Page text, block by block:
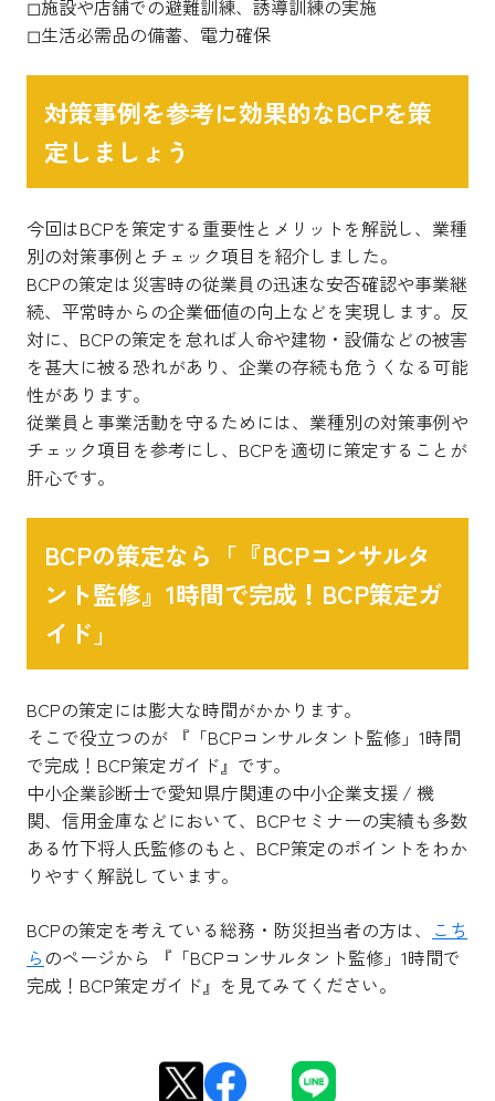
◻︎施設や店舗での避難訓練、誘導訓練の実施
◻︎生活必需品の備蓄、電力確保
対策事例を参考に効果的なBCPを策
定しましょう
今回はBCPを策定する重要性とメリットを解説し、業種
別の対策事例とチェック項目を紹介しました。
BCPの策定は災害時の従業員の迅速な安否確認や事業継
続、平常時からの企業価値の向上などを実現します。反
対に、BCPの策定を怠れば人命や建物・設備などの被害
を甚大に被る恐れがあり、企業の存続も危うくなる可能
性があります。
従業員と事業活動を守るためには、業種別の対策事例や
チェック項目を参考にし、BCPを適切に策定することが
肝心です。
BCPの策定なら「『BCPコンサルタ
ント監修』1時間で完成！BCP策定ガ
イド」
BCPの策定には膨大な時間がかかります。
そこで役立つのが 『「BCPコンサルタント監修」1時間
で完成！BCP策定ガイド』です。
中小企業診断士で愛知県庁関連の中小企業支援 / 機
関、信用金庫などにおいて、BCPセミナーの実績も多数
ある竹下将人氏監修のもと、BCP策定のポイントをわか
りやすく解説しています。
BCPの策定を考えている総務・防災担当者の方は、
こち
ら のページから 『「BCPコンサルタント監修」1時間で
完成！BCP策定ガイド』を見てみてください。